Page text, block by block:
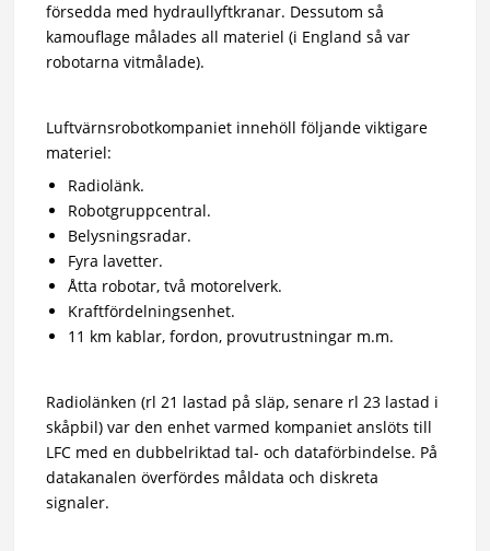
försedda med hydraullyftkranar. Dessutom så
kamouflage målades all materiel (i England så var
robotarna vitmålade).
Luftvärnsrobotkompaniet innehöll följande viktigare
materiel:
Radiolänk.
Robotgruppcentral.
Belysningsradar.
Fyra lavetter.
Åtta robotar, två motorelverk.
Kraftfördelningsenhet.
11 km kablar, fordon, provutrustningar m.m.
Radiolänken (rl 21 lastad på släp, senare rl 23 lastad i
skåpbil) var den enhet varmed kompaniet anslöts till
LFC med en dubbelriktad tal- och dataförbindelse. På
datakanalen överfördes måldata och diskreta
signaler.